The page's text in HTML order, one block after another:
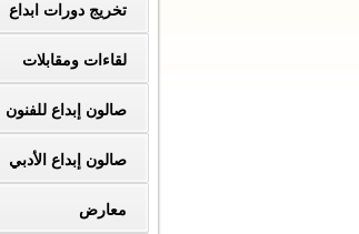
تخريج دورات ابداع
لقاءات ومقابلات
صالون إبداع للفنون
صالون إبداع الأدبي
معارض